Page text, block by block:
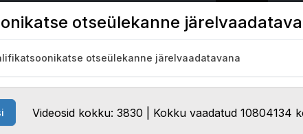
otseülekanne
otseülekanne järelvaadatavana
Videosid kokku: 3830 | Kokku vaadatud 10804134